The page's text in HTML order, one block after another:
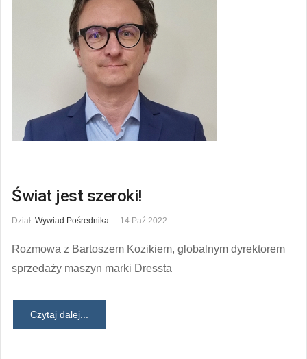
Świat jest szeroki!
Dział: Wywiad Pośrednika 14 Paź 2022
Rozmowa z Bartoszem Kozikiem, globalnym dyrektorem
sprzedaży maszyn marki Dressta
Czytaj dalej...